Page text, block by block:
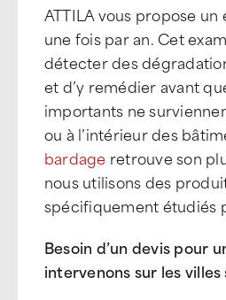
ATTILA vous propose un
une fois par an. Cet
détecter des
et d’y remédier avant
importants ne
ou à l’intérieur des
bardage retrouve son
nous utilisons des
spécifiquement étudiés
Besoin d’un devis pour
intervenons sur les villes